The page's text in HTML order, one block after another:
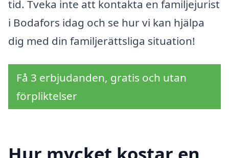
tid. Tveka inte att kontakta en familjejurist
i Bodafors idag och se hur vi kan hjälpa
dig med din familjerättsliga situation!
Få 3 erbjudanden, gratis och utan
förpliktelser